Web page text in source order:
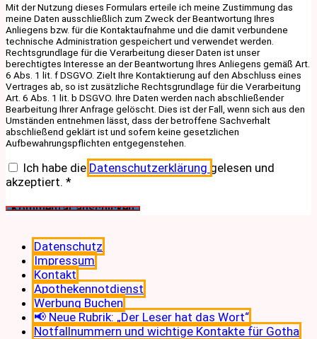
Mit der Nutzung dieses Formulars erteile ich meine Zustimmung das
meine Daten ausschließlich zum Zweck der Beantwortung Ihres
Anliegens bzw. für die Kontaktaufnahme und die damit verbundene
technische Administration gespeichert und verwendet werden.
Rechtsgrundlage für die Verarbeitung dieser Daten ist unser
berechtigtes Interesse an der Beantwortung Ihres Anliegens gemäß Art.
6 Abs. 1 lit. f DSGVO. Zielt Ihre Kontaktierung auf den Abschluss eines
Vertrages ab, so ist zusätzliche Rechtsgrundlage für die Verarbeitung
Art. 6 Abs. 1 lit. b DSGVO. Ihre Daten werden nach abschließender
Bearbeitung Ihrer Anfrage gelöscht. Dies ist der Fall, wenn sich aus den
Umständen entnehmen lässt, dass der betroffene Sachverhalt
abschließend geklärt ist und sofern keine gesetzlichen
Aufbewahrungspflichten entgegenstehen.
Ich habe die Datenschutzerklärung gelesen und
akzeptiert. *
Datenschutz
Impressum
Kontakt
Apothekennotdienst
Werbung Buchen
📢 Neue Rubrik: „Der Leser hat das Wort“
Notfallnummern und wichtige Kontakte für Gotha